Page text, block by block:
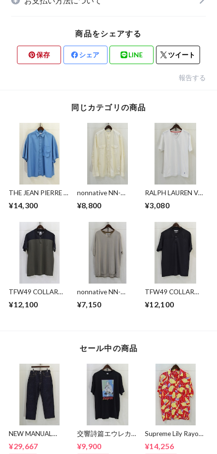
商品をシェアする
保存 シェア LINE ツイート
報告する
同じカテゴリの商品
THE JEAN PIERRE ×
SIGNATURE 11XL
¥14,300
nonnative NN-
STAND COLLAR
¥8,800
RALPH LAUREN Vネ
¥3,080
TFW49 COLLAR
¥12,100
nonnative NN-
T-NECK TEE C/L
¥7,150
TFW49 COLLAR
¥12,100
セール中の商品
NEW MANUAL
JEANS
¥29,667
交響詩篇エウレカセ
MOSH
¥9,900
Supreme Lily Rayon
¥14,256